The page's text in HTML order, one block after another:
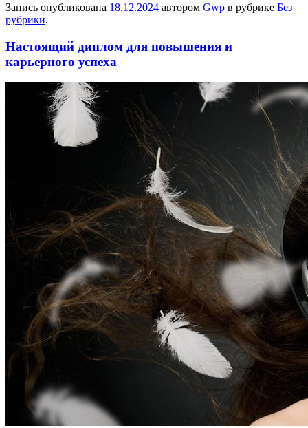
Запись опубликована 18.12.2024 автором Gwp в рубрике Без
рубрики.
Настоящий диплом для повышения и
карьерного успеха